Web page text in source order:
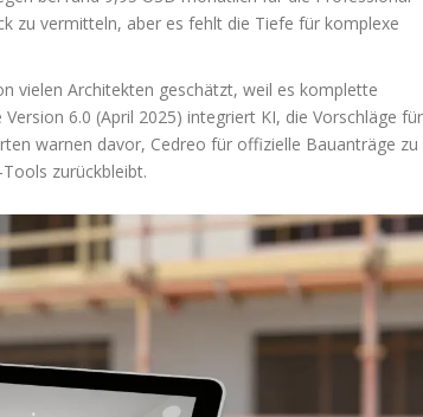
zu vermitteln, aber es fehlt die Tiefe für komplexe
vielen Architekten geschätzt, weil es komplette
6.0 (April 2025) integriert KI, die Vorschläge für
warnen davor, Cedreo für offizielle Bauanträge zu
zurückbleibt.